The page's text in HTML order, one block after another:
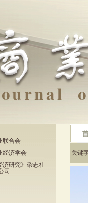
联合会
经济学会
济研究》杂志社
关键